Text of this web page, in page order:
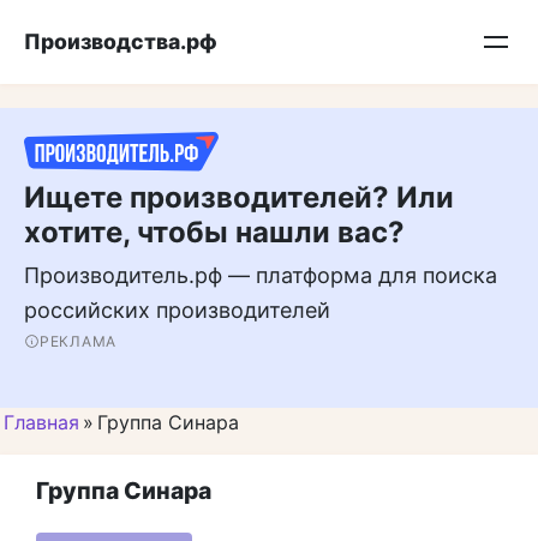
Подписывайтесь на нас в MAX
Производства.рф
Ищете производителей? Или
хотите, чтобы нашли вас?
Производитель.рф — платформа для поиска
российских производителей
РЕКЛАМА
Главная » Группа Синара
Группа Синара